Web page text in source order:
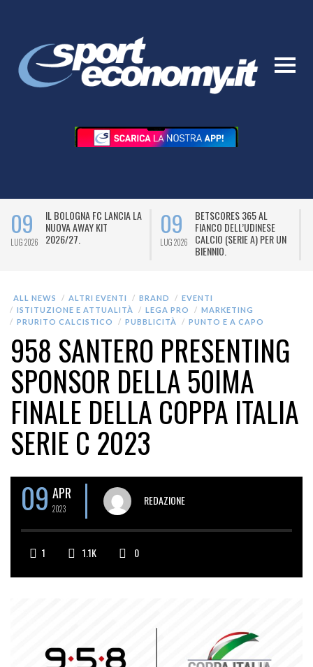
09
LUG 2026
IL BOLOGNA FC LANCIA LA
NUOVA AWAY KIT
2026/27.
09
LUG 2026
BETSCORES 365 AL
FIANCO DELL’UDINESE
CALCIO (SERIE A) PER UN
BIENNIO.
ALL NEWS ALTRI EVENTI BRAND
EVENTI
ISTITUZIONE E ATTUALITÀ
LEGA PRO
MARKETING
PRURITO CALCISTICO
PUBBLICITÀ PUNTO E A CAPO
958 SANTERO PRESENTING
SPONSOR DELLA 50IMA
FINALE DELLA COPPA ITALIA
SERIE C 2023
09 APR
2023
REDAZIONE
1 1.1K 0